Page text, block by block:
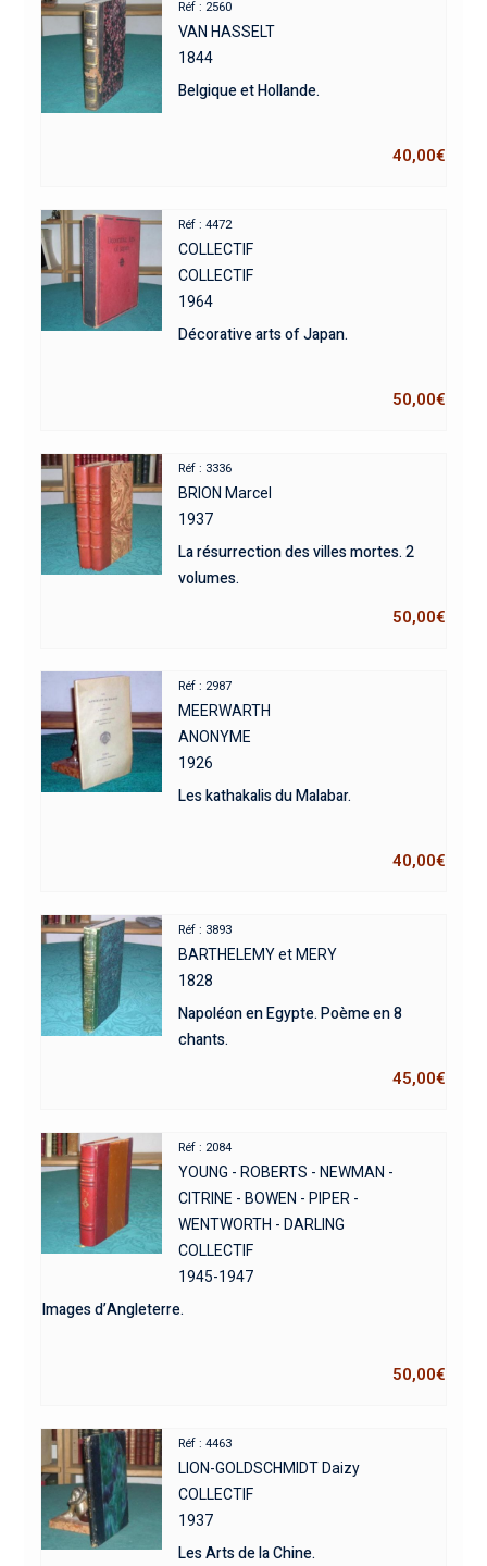
Réf : 2560
VAN HASSELT
1844
Belgique et Hollande.
40,00€
Réf : 4472
COLLECTIF
COLLECTIF
1964
Décorative arts of Japan.
50,00€
Réf : 3336
BRION Marcel
1937
La résurrection des villes mortes. 2
volumes.
50,00€
Réf : 2987
MEERWARTH
ANONYME
1926
Les kathakalis du Malabar.
40,00€
Réf : 3893
BARTHELEMY et MERY
1828
Napoléon en Egypte. Poème en 8
chants.
45,00€
Réf : 2084
YOUNG - ROBERTS - NEWMAN -
CITRINE - BOWEN - PIPER -
WENTWORTH - DARLING
COLLECTIF
1945-1947
Images d’Angleterre.
50,00€
Réf : 4463
LION-GOLDSCHMIDT Daizy
COLLECTIF
1937
Les Arts de la Chine.